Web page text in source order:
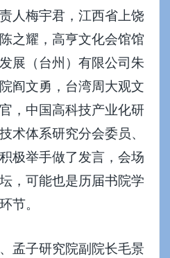
人梅宇君，江西省上饶
之耀，高亨文化会馆馆
展（台州）有限公司朱
阎文勇，台湾周大观文
，中国高科技产业化研
术体系研究分会委员、
极举手做了发言，会场
，可能也是历届书院学
节。
孟子研究院副院长毛景